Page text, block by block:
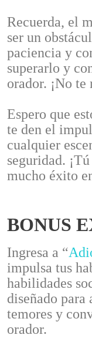
Recuerda, el
ser un
paciencia y
superarlo y
orador. ¡No
Espero que
te den el
cualquier
seguridad.
mucho éxito
BONUS
Ingresa a “
impulsa tus
habilidades
diseñado para
temores y
orador.